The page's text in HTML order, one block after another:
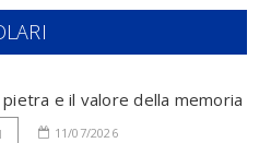
pietra e il valore della memoria
11/07/2026